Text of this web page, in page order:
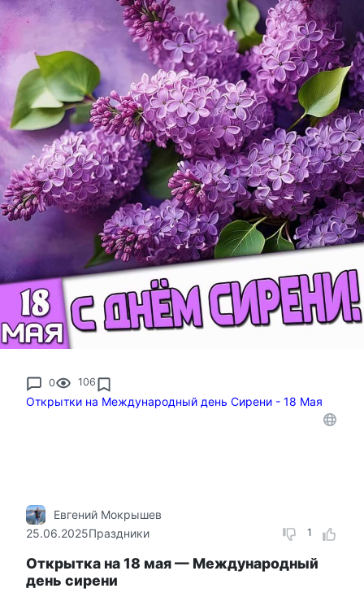
0 106
Открытки на Международный день Сирени - 18 Мая
1
Евгений Мокрышев
25.06.2025Праздники
Открытка на 18 мая — Международный
день сирени